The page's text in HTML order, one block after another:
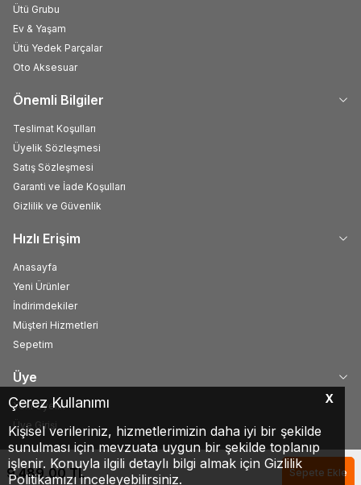
X
Çerez Kullanımı
Kişisel verileriniz, hizmetlerimizin daha iyi bir şekilde
sunulması için mevzuata uygun bir şekilde toplanıp
işlenir. Konuyla ilgili detaylı bilgi almak için Gizlilik
Politikamızı inceleyebilirsiniz.
9.489,00TL Sepete Ekle
Ütü Grubu
Ev & Yaşam
Ütü Yedek Parçalar
Oto Aksesuar
Önemli Bilgiler
Teslimat Koşulları
Üyelik Sözleşmesi
Satış Sözleşmesi
Garanti ve İade Koşulları
Gizlilik ve Güvenlik
Hızlı Erişim
Anasayfa
Yeni Ürünler
İndirimdekiler
Müşteri Hizmetleri
Sepetim
Üye
Yeni Üyelik
Üye Girişi